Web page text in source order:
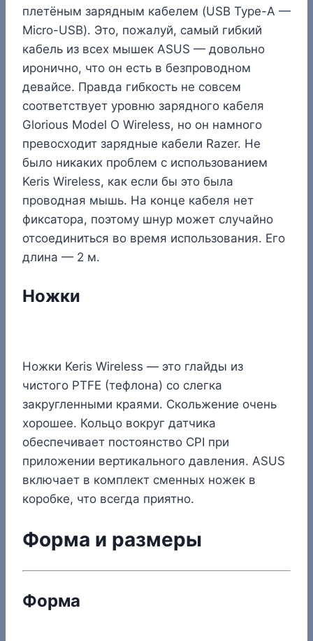
плетёным зарядным кабелем (USB Type-A —
Micro-USB). Это, пожалуй, самый гибкий
кабель из всех мышек ASUS — довольно
иронично, что он есть в безпроводном
девайсе. Правда гибкость не совсем
соответствует уровню зарядного кабеля
Glorious Model O Wireless, но он намного
превосходит зарядные кабели Razer. Не
было никаких проблем с использованием
Keris Wireless, как если бы это была
проводная мышь. На конце кабеля нет
фиксатора, поэтому шнур может случайно
отсоединиться во время использования. Его
длина — 2 м.
Ножки
Ножки Keris Wireless — это глайды из
чистого PTFE (тефлона) со слегка
закругленными краями. Скольжение очень
хорошее. Кольцо вокруг датчика
обеспечивает постоянство CPI при
приложении вертикального давления. ASUS
включает в комплект сменных ножек в
коробке, что всегда приятно.
Форма и размеры
Форма